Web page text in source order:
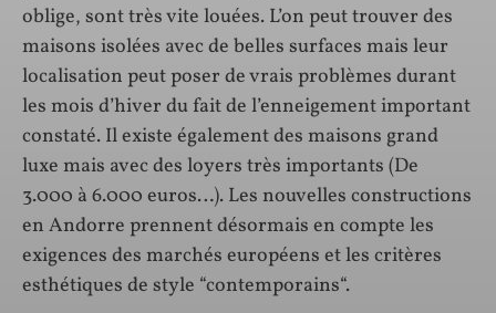
oblige, sont très vite louées. L’on peut trouver des
maisons isolées avec de belles surfaces mais leur
localisation peut poser de vrais problèmes durant
les mois d’hiver du fait de l’enneigement important
constaté. Il existe également des maisons grand
luxe mais avec des loyers très importants (De
3.000 à 6.000 euros…). Les nouvelles constructions
en Andorre prennent désormais en compte les
exigences des marchés européens et les critères
esthétiques de style “contemporains“.